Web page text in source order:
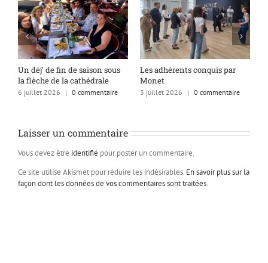
Un déj’ de fin de saison sous
la flèche de la cathédrale
6 juillet 2026 | 0 commentaire
Les adhérents conquis par
Monet
3 juillet 2026 | 0 commentaire
Laisser un commentaire
Vous devez être identifié pour poster un commentaire.
Ce site utilise Akismet pour réduire les indésirables. En savoir plus sur la
façon dont les données de vos commentaires sont traitées.